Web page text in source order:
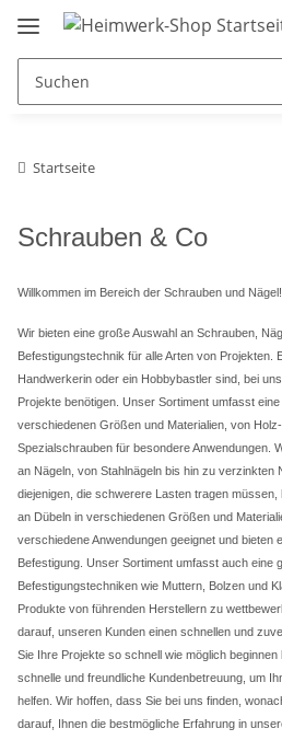
Startseite
Schrauben & Co
Willkommen im Bereich der Schrauben und Nägel!
Wir bieten eine große Auswahl an Schrauben,
Befestigungstechnik für alle Arten von Projekten.
Handwerkerin oder ein Hobbybastler sind, bei
Projekte benötigen. Unser Sortiment umfasst
verschiedenen Größen und Materialien, von
Spezialschrauben für besondere Anwendungen.
an Nägeln, von Stahlnägeln bis hin zu verzinkten
diejenigen, die schwerere Lasten tragen
an Dübeln in verschiedenen Größen und
verschiedene Anwendungen geeignet und bieten
Befestigung. Unser Sortiment umfasst auch eine
Befestigungstechniken wie Muttern, Bolzen und
Produkte von führenden Herstellern zu
darauf, unseren Kunden einen schnellen und
Sie Ihre Projekte so schnell wie möglich
schnelle und freundliche Kundenbetreuung, um
helfen. Wir hoffen, dass Sie bei uns finden,
darauf, Ihnen die bestmögliche Erfahrung in